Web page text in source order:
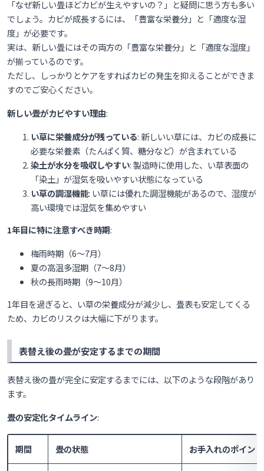
「なぜ新しい畳ほどカビが生えやすいの？」と疑問に思う方も多い
でしょう。カビが成長するには、「豊富な栄養分」と「適度な湿
度」が必要です。
実は、新しい畳にはその両方の「豊富な栄養分」と「適度な湿度」
が揃っているのです。
ただし、しっかりとケアをすればカビの発生を抑えることができま
すのでご安心ください。
新しい畳がカビやすい理由:
い草に栄養成分が残っている: 新しいい草には、カビの成長に
必要な栄養素（たんぱく質、糖分など）が含まれている
染土が水分を吸収しやすい: 製造時に使用した、い草表面の
「染土」が湿気を吸いやすい状態になっている
い草の調湿機能: い草には優れた調湿機能があるので、湿度が
高い環境では湿気を集めやすい
1年目に特に注意すべき時期:
梅雨時期（6〜7月）
夏の高温多湿期（7〜8月）
秋の長雨時期（9〜10月）
1年目を過ぎると、い草の栄養成分が減少し、畳表も安定してくる
ため、カビのリスクは大幅に下がります。
表替え後の畳が安定するまでの期間
表替え後の畳が完全に安定するまでには、以下のような段階があり
ます。
畳の安定化タイムライン:
期間 畳の状態 お手入れのポイント